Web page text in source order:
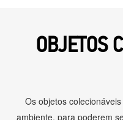
OBJETOS
Os objetos
ambiente, para poderem